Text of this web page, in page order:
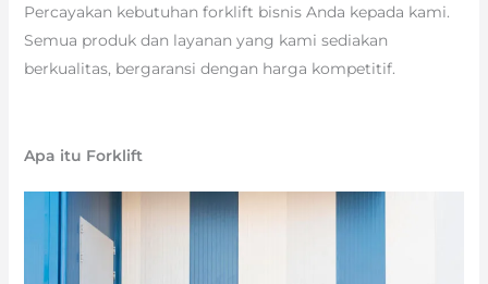
Percayakan kebutuhan forklift bisnis Anda kepada kami.
Semua produk dan layanan yang kami sediakan
berkualitas, bergaransi dengan harga kompetitif.
Apa itu Forklift